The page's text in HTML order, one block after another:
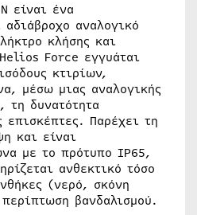
είναι ένα
αδιάβροχο αναλογικό
κλήσης και
Force εγγυάται
κτιρίων,
μέσω μιας αναλογικής
τη δυνατότητα
επισκέπτες. Παρέχει τη
και είναι
με το πρότυπο IP65,
ανθεκτικό τόσο
(νερό, σκόνη
βανδαλισμού.